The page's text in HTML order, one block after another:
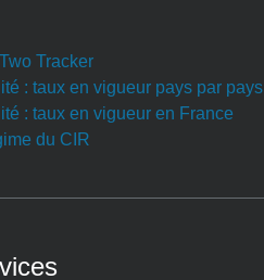
Tracker
: taux en vigueur pays par pays
: taux en vigueur en France
du CIR